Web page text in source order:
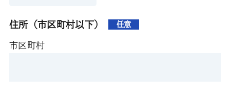
住所（市区町村以下） 任意
市区町村